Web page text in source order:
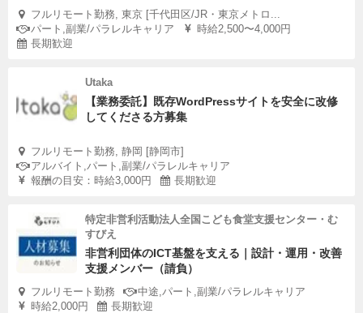
フルリモート勤務, 東京 [千代田区/JR・東京メトロ...
パート,副業/パラレルキャリア
時給2,500〜4,000円
長期歓迎
Utaka
【業務委託】既存WordPressサイトを安全に改修
してくださる方募集
フルリモート勤務, 静岡 [静岡市]
アルバイト,パート,副業/パラレルキャリア
報酬の目安：時給3,000円
長期歓迎
特定非営利活動法人全国こども食堂支援センター・む
すびえ
非営利団体のICT基盤を支える｜設計・運用・改善
支援メンバー（請負）
フルリモート勤務
中途,パート,副業/パラレルキャリア
時給2,000円
長期歓迎